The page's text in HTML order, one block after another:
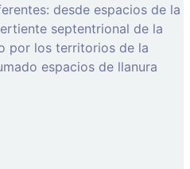
desde espacios de la
septentrional de la
por los territorios de la
espacios de llanura